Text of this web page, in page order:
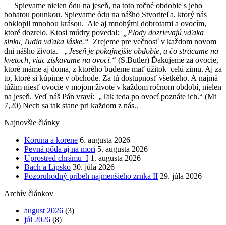
Spievame nielen ódu na jeseň, na toto ročné obdobie s jeho
bohatou pounkou. Spievame ódu na nášho Stvoriteľa, ktorý nás
obklopil mnohou krásou. Ale aj mnohými dobrotami a ovocím,
ktoré dozrelo. Ktosi múdry povedal:
„Plody dozrievajú vďaka
slnku, ľudia vďaka láske.“ Zrejeme pre večnosť v každom novom
dni nášho života.
„Jeseň je pokojnejšie obdobie, a čo strácame na
kvetoch, viac získavame na ovocí.“ (S.Butler) Ďakujeme za ovocie,
ktoré máme aj doma, z ktorého budeme mať úžitok celú zimu. Aj za
to, ktoré si kúpime v obchode. Za tú dostupnosť všetkého. A najmä
túžim niesť ovocie v mojom živote v každom ročnom období, nielen
na jeseň. Veď náš Pán vraví: „Tak teda po ovocí poznáte ich.“ (Mt
7,20) Nech sa tak stane pri každom z nás..
Najnovšie články
Koruna a korene 6. augusta 2026
Pevná pôda aj na mori 5. augusta 2026
Uprostred chrámu I 1. augusta 2026
Bach a Lipsko 30. júla 2026
Pozoruhodný príbeh najmenšieho zrnka II 29. júla 2026
Archív článkov
august 2026 (3)
júl 2026 (8)